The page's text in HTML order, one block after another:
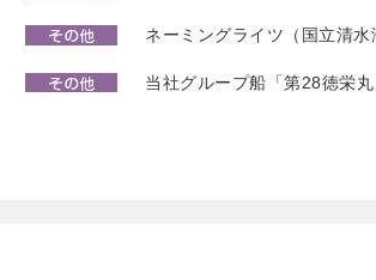
ネーミングライツ（国立清
当社グループ船「第28徳栄